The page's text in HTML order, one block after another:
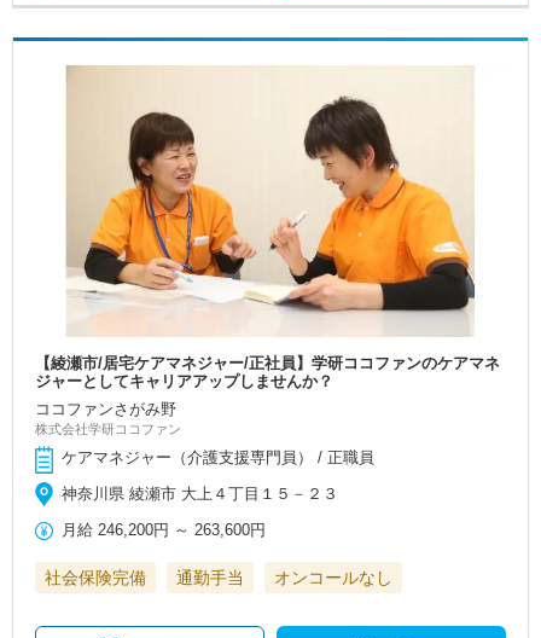
【綾瀬市/居宅ケアマネジャー/正社員】学研ココファンのケアマネ
ジャーとしてキャリアアップしませんか？
ココファンさがみ野
株式会社学研ココファン
ケアマネジャー（介護支援専門員） / 正職員
神奈川県 綾瀬市 大上４丁目１５－２３
月給 246,200円 ～ 263,600円
社会保険完備 通勤手当 オンコールなし